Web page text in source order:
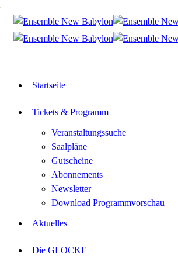
Startseite
Tickets & Programm
Veranstaltungssuche
Saalpläne
Gutscheine
Abonnements
Newsletter
Download Programmvorschau
Aktuelles
Die GLOCKE